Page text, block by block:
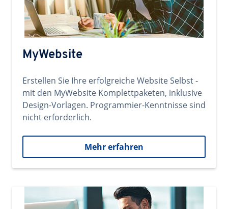
MyWebsite
Erstellen Sie Ihre erfolgreiche Website Selbst -
mit den MyWebsite Komplettpaketen, inklusive
Design-Vorlagen. Programmier-Kenntnisse sind
nicht erforderlich.
Mehr erfahren